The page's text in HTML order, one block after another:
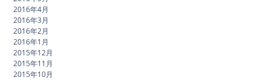
2016年4月
2016年3月
2016年2月
2016年1月
2015年12月
2015年11月
2015年10月